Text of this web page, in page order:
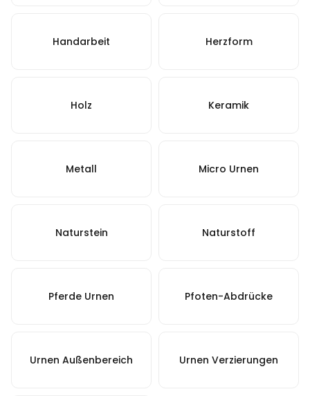
Handarbeit Herzform
Holz Keramik
Metall Micro Urnen
Naturstein Naturstoff
Pferde Urnen Pfoten-Abdrücke
Urnen Außenbereich Urnen Verzierungen